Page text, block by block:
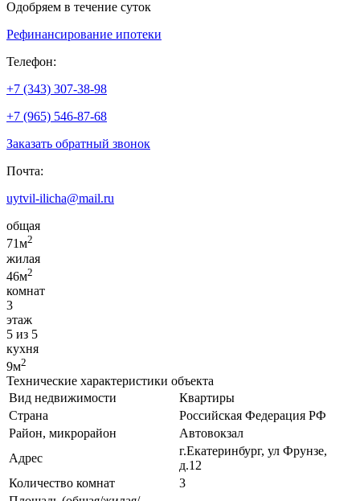
Одобряем в течение суток
Рефинансирование ипотеки
Телефон:
+7 (343) 307-38-98
+7 (965) 546-87-68
Заказать обратный звонок
Почта:
uytvil-ilicha@mail.ru
общая
71м2
жилая
46м2
комнат
3
этаж
5 из 5
кухня
9м2
Технические характеристики объекта
Вид недвижимости
Квартиры
Страна
Российская Федерация РФ
Район, микрорайон
Автовокзал
Адрес
г.Екатеринбург, ул Фрунзе,
д.12
Количество комнат
3